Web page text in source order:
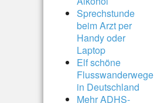
Sprechstunde
beim Arzt per
Handy oder
Laptop
Elf schöne
Flusswanderwege
in Deutschland
Mehr ADHS-